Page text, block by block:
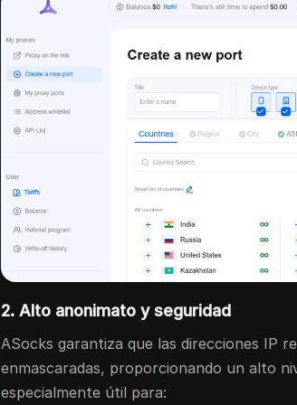
2. Alto anonimato y seguridad
ASocks garantiza que las direcciones IP
enmascaradas, proporcionando un alto
especialmente útil para: